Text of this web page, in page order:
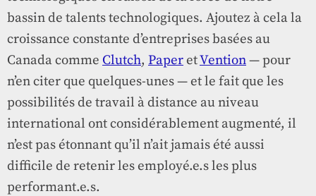
bassin de talents technologiques. Ajoutez à cela la
croissance constante d’entreprises basées au
Canada comme Clutch, Paper etVention— pour
n’en citer que quelques-unes — et le fait que les
possibilités de travail à distance au niveau
international ont considérablement augmenté, il
n’est pas étonnant qu’il n’ait jamais été aussi
difficile de retenir les employé.e.s les plus
performant.e.s.